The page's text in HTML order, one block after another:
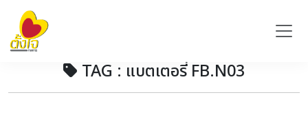
TAG : แบตเตอรี่ FB.N03